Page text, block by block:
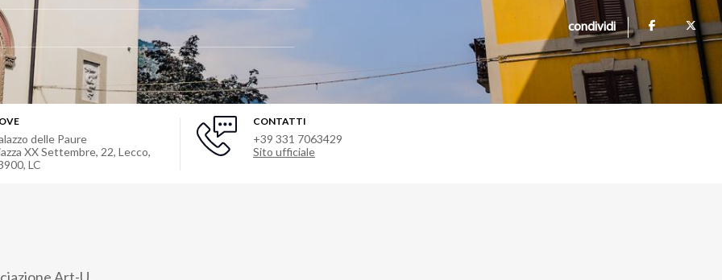
condividi
delle Paure
XX Settembre, 22, Lecco,
LC
CONTATTI
+39 331 7063429
Sito ufficiale